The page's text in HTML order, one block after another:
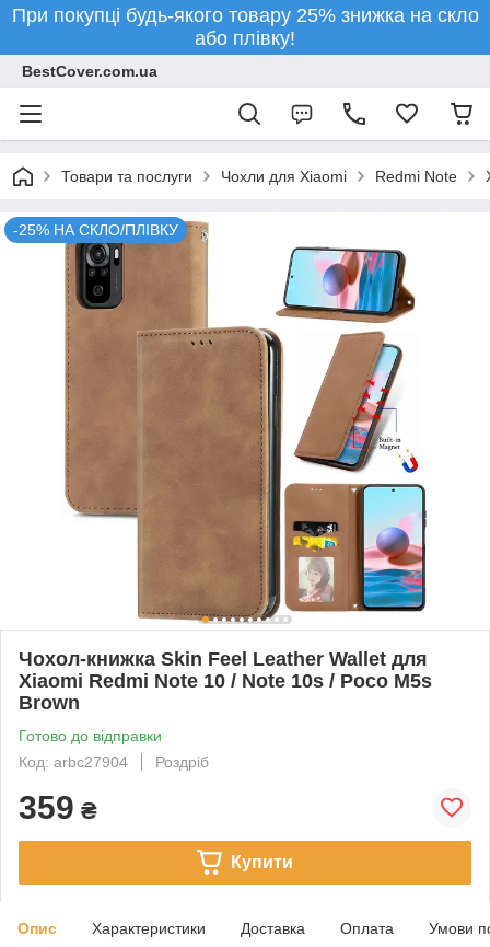
При покупці будь-якого товару 25% знижка на скло
або плівку!
BestCover.com.ua
Товари та послуги Чохли для Xiaomi Redmi Note
-25% НА СКЛО/ПЛІВКУ
Чохол-книжка Skin Feel Leather Wallet для
Xiaomi Redmi Note 10 / Note 10s / Poco M5s
Brown
Готово до відправки
Код: arbc27904
Роздріб
359 ₴
Купити
Опис Характеристики Доставка Оплата Умови